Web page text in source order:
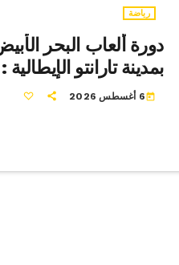
رياضة
دورة ألعاب البحر
بمدينة تارانتو الإيطالية :
today6 أغسطس 2026